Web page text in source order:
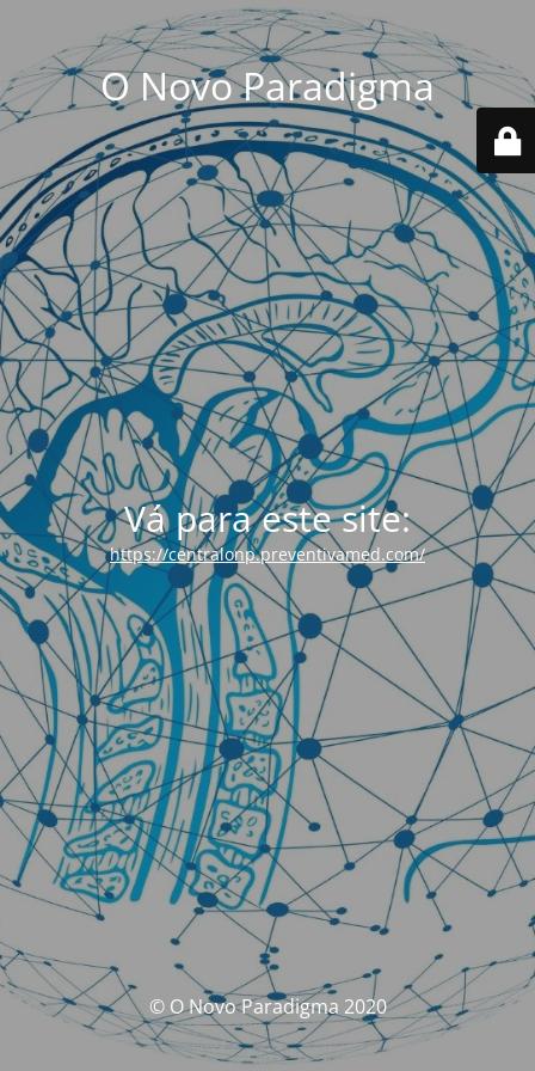
O Novo Paradigma
Vá para este site:
https://centralonp.preventivamed.com/
© O Novo Paradigma 2020